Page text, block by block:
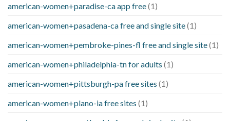
american-women+paradise-ca app free(1)
american-women+pasadena-ca free and single site(1)
american-women+pembroke-pines-fl free and single site(1)
american-women+philadelphia-tn for adults (1)
american-women+pittsburgh-pa free sites (1)
american-women+plano-ia free sites (1)